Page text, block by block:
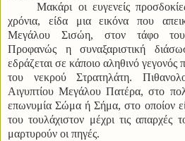
Μακάρι οι ευγενείς
χρόνια, είδα μια εικόνα που
Μεγάλου Σισώη, στον τάφο
Προφανώς η συναξαριστική
εδράζεται σε κάποιο αληθινό
του νεκρού Στρατηλάτη.
Αιγυπτίου Μεγάλου Πατέρα, στο
επωνυμία Σώμα ή Σήμα, στο οποίον
του τουλάχιστον μέχρι τις
μαρτυρούν οι πηγές.